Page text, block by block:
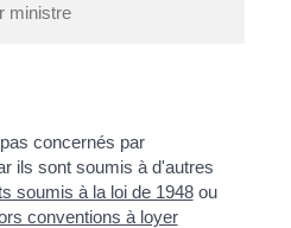
ministre
concernés par
ils sont soumis à d'autres
soumis à la loi de 1948ou
conventions à loyer